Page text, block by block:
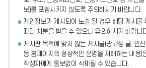
보)를 포함시키지 않도록 주의하시기 바랍니다.
개인정보가 게시되어 노출 될 경우 해당 게시물
따라 처분을 받을 수 있으니 유의하시기 바랍니
게시판 목적에 맞지 않는 게시글(광고성 글, 인
등 홈페이지의 정상적인 운영을 저해하는 내용)
작성자에게 통보없이 삭제될 수 있습니다.